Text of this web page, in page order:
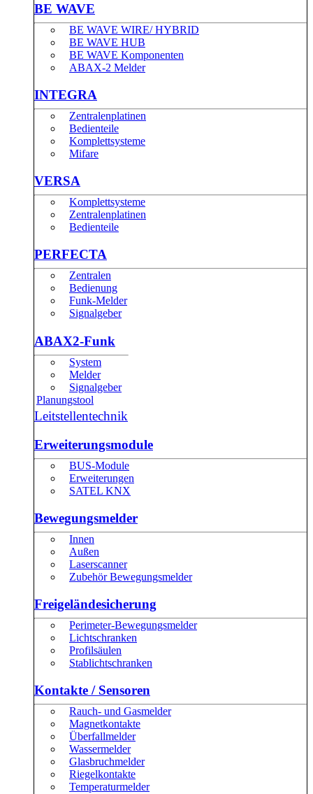
BE WAVE
BE WAVE WIRE/ HYBRID
BE WAVE HUB
BE WAVE Komponenten
ABAX-2 Melder
INTEGRA
Zentralenplatinen
Bedienteile
Komplettsysteme
Mifare
VERSA
Komplettsysteme
Zentralenplatinen
Bedienteile
PERFECTA
Zentralen
Bedienung
Funk-Melder
Signalgeber
ABAX2-Funk
System
Melder
Signalgeber
Planungstool
Leitstellentechnik
Erweiterungsmodule
BUS-Module
Erweiterungen
SATEL KNX
Bewegungsmelder
Innen
Außen
Laserscanner
Zubehör Bewegungsmelder
Freigeländesicherung
Perimeter-Bewegungsmelder
Lichtschranken
Profilsäulen
Stablichtschranken
Kontakte / Sensoren
Rauch- und Gasmelder
Magnetkontakte
Überfallmelder
Wassermelder
Glasbruchmelder
Riegelkontakte
Temperaturmelder